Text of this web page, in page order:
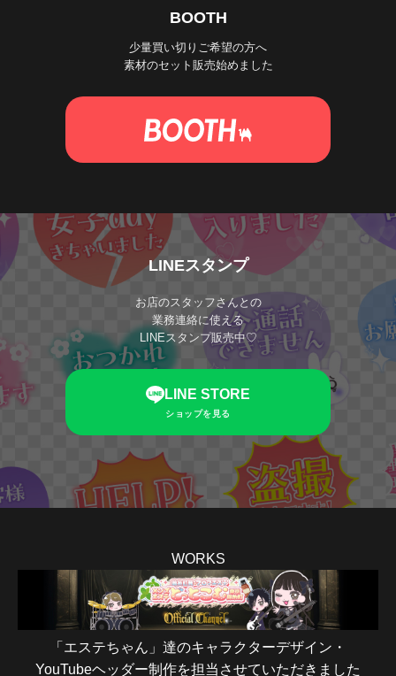
BOOTH
少量買い切りご希望の方へ
素材のセット販売始めました
LINEスタンプ
お店のスタッフさんとの
業務連絡に使える
LINEスタンプ販売中♡
LINE STORE
ショップを見る
WORKS
「エステちゃん」達のキャラクターデザイン・
YouTubeヘッダー制作を担当させていただきました